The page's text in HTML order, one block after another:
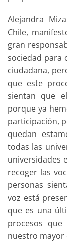
Alejandra
Chile,
gran
sociedad para
ciudadana,
que este
sientan que
porque ya
participación,
quedan
todas las
universidades
recoger las
personas
voz está
que es una
procesos
nuestro mayor